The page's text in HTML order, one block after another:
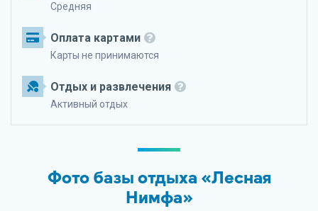
Средняя
Оплата картами
Карты не принимаются
Отдых и развлечения
Активный отдых
Фото базы отдыха «Лесная
Нимфа»